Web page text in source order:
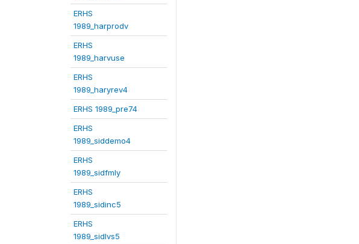
ERHS
1989_harprodv
ERHS
1989_harvuse
ERHS
1989_haryrev4
ERHS 1989_pre74
ERHS
1989_siddemo4
ERHS
1989_sidfmly
ERHS
1989_sidinc5
ERHS
1989_sidlvs5